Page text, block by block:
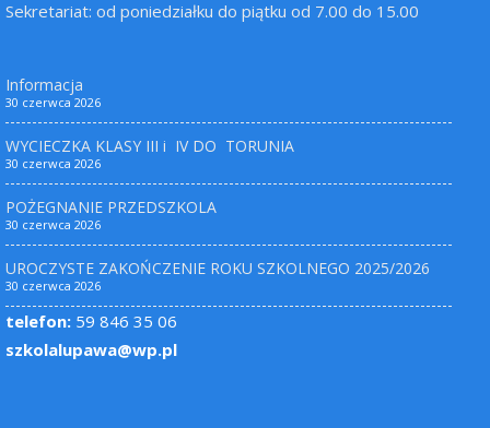
Sekretariat: od poniedziałku do piątku od 7.00 do 15.00
Informacja
30 czerwca 2026
WYCIECZKA KLASY III i IV DO TORUNIA
30 czerwca 2026
POŻEGNANIE PRZEDSZKOLA
30 czerwca 2026
UROCZYSTE ZAKOŃCZENIE ROKU SZKOLNEGO 2025/2026
30 czerwca 2026
telefon: 59 846 35 06
szkolalupawa@wp.pl